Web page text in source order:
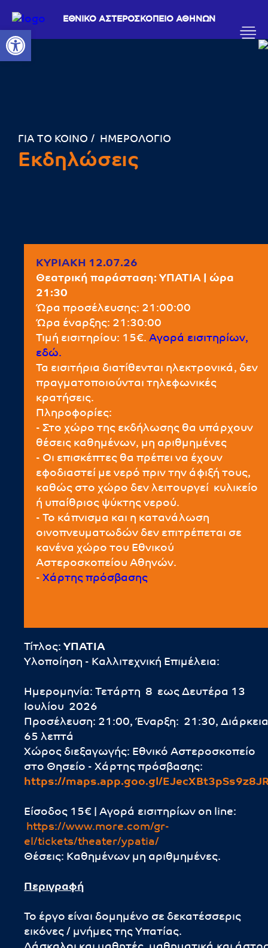
Ανοίξτε τη γραμμή εργαλείων
ΕΘΝΙΚΟ ΑΣΤΕΡΟΣΚΟΠΕΙΟ ΑΘΗΝΩΝ
ΓΙΑ ΤΟ ΚΟΙΝΟ ΗΜΕΡΟΛΟΓΙΟ
Εκδηλώσεις
ΚΥΡΙΑΚΉ 12.07.26
Θεατρική παράσταση: ΥΠΑΤΙΑ | ώρα
21:30
Ώρα προσέλευσης: 21:00:00
Ώρα έναρξης: 21:30:00
Τιμή εισιτηρίου: 15€. Αγορά εισιτηρίων,
εδώ.
Τα εισιτήρια διατίθενται ηλεκτρονικά, δεν
πραγματοποιούνται τηλεφωνικές
κρατήσεις.
Πληροφορίες:
- Στο χώρο της εκδήλωσης θα υπάρχουν
θέσεις καθημένων, μη αριθμημένες
- Οι επισκέπτες θα πρέπει να έχουν
εφοδιαστεί με νερό πριν την άφιξή τους,
καθώς στο χώρο δεν λειτουργεί κυλικείο
ή υπαίθριος ψύκτης νερού.
- Το κάπνισμα και η κατανάλωση
οινοπνευματωδών δεν επιτρέπεται σε
κανένα χώρο του Εθνικού
Αστεροσκοπείου Αθηνών.
- Χάρτης πρόσβασης
Τίτλος: ΥΠΑΤΙΑ
Υλοποίηση - Καλλιτεχνική Επιμέλεια:
Ημερομηνία: Τετάρτη 8 εως Δευτέρα 13
Ιουλίου 2026
Προσέλευση: 21:00, Έναρξη: 21:30,
65 λεπτά
Χώρος διεξαγωγής: Εθνικό Αστεροσκοπείο
στο Θησείο - Χάρτης πρόσβασης:
https://maps.app.goo.gl/
Είσοδος 15€ | Αγορά εισιτηρίων on line:
https://www.more.com/gr-
el/tickets/theater/ypatia/
Θέσεις: Kαθημένων μη αριθμημένες.
Περιγραφή
Το έργο είναι δομημένο σε δεκατέσσερις
εικόνες / μνήμες της Υπατίας.